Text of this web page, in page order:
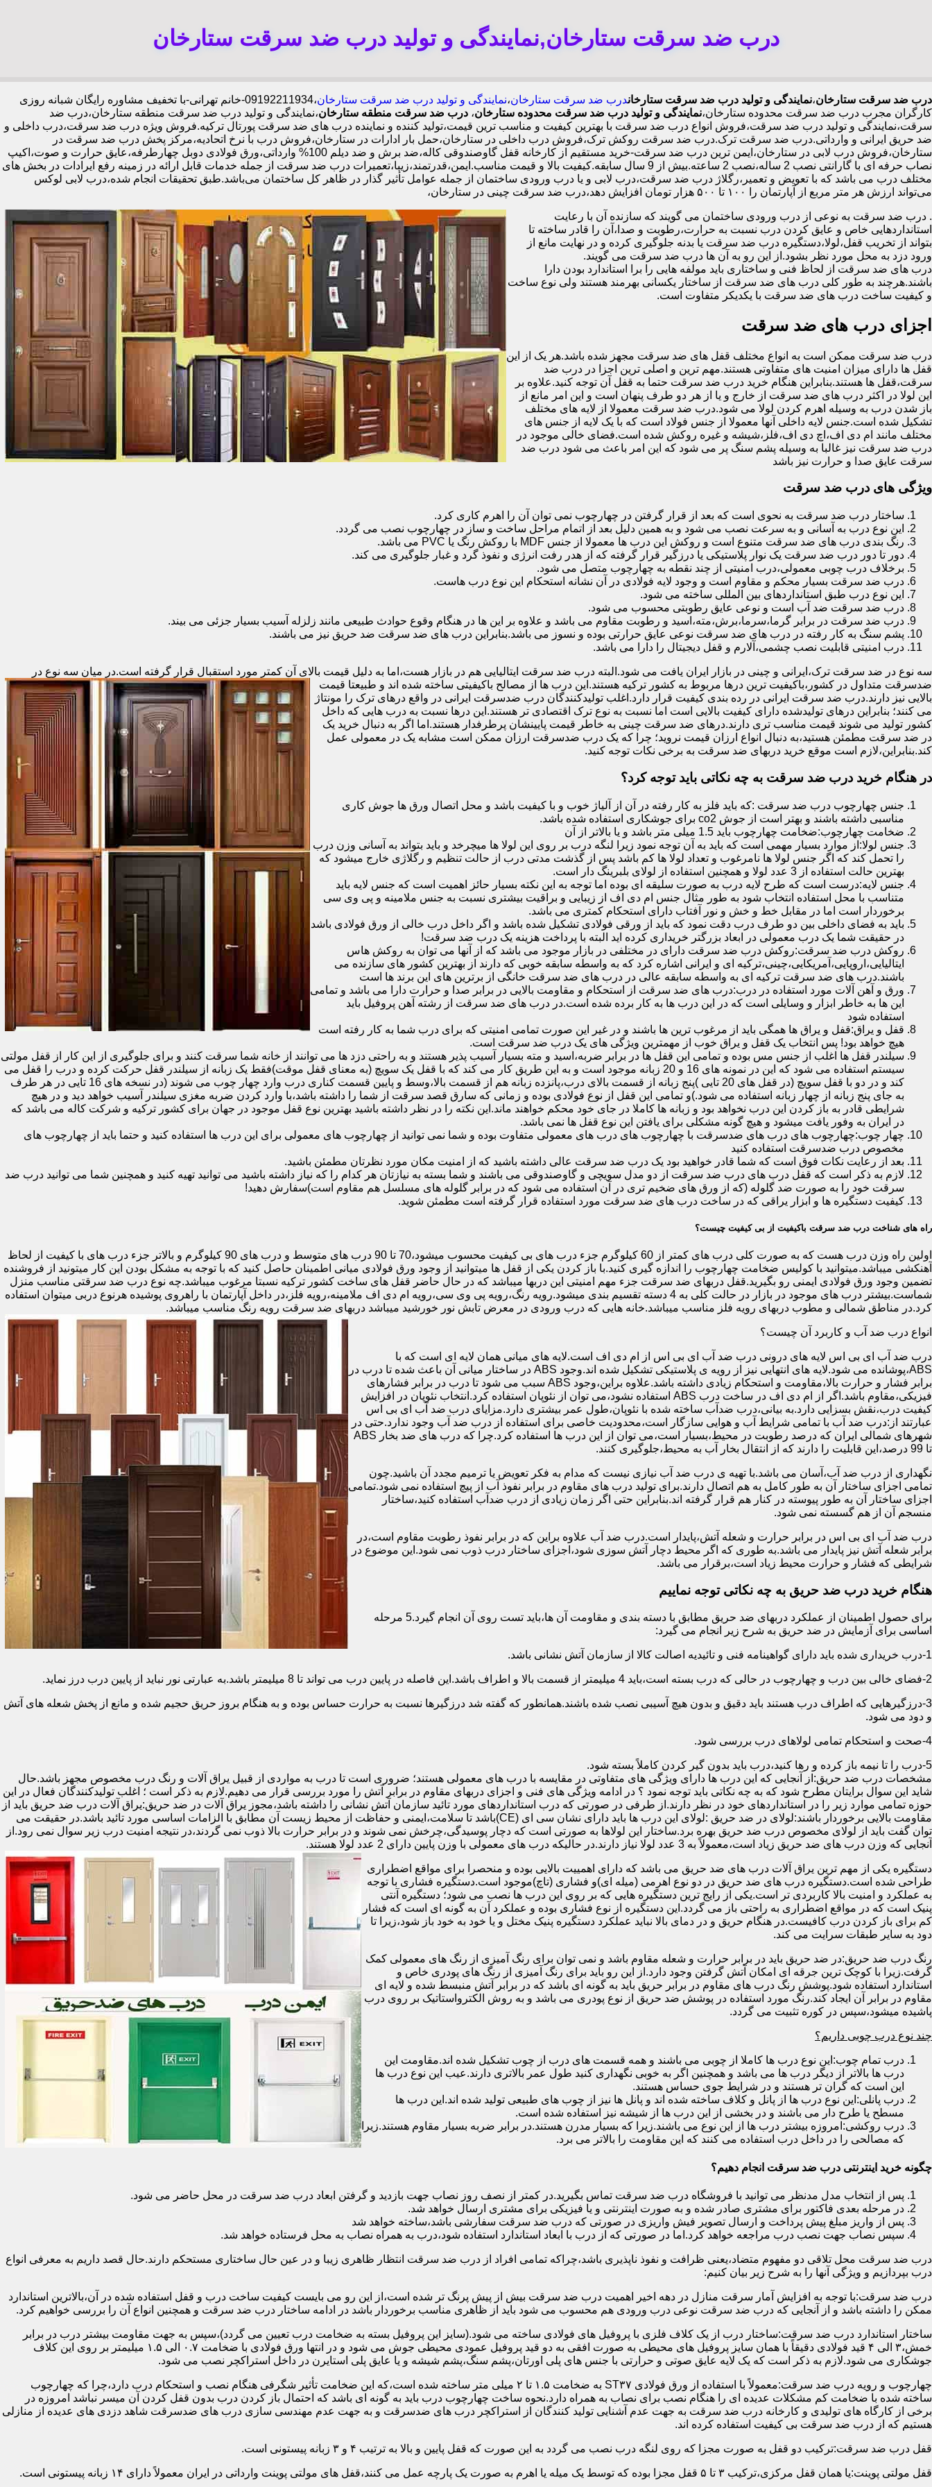
درب ضد سرقت ستارخان,نمایندگی و تولید درب ضد سرقت ستارخان
درب ضد سرقت ستارخان،نمایندگی و تولید درب ضد سرقت ستارخاندرب ضد سرقت ستارخان،نمایندگی و تولید درب ضد سرقت ستارخان
،09192211934-خانم تهرانی-با تخفیف مشاوره رایگان شبانه روزی
کارگران مجرب درب ضد سرقت محدوده ستارخان،نمایندگی و تولید درب ضد سرقت محدوده ستارخان، درب ضد سرقت منطقه ستارخان،نمایندگی و تولید درب ضد سرقت منطقه ستارخان،درب ضد
سرقت،نمایندگی و تولید درب ضد سرقت،فروش انواع درب ضد سرقت با بهترین کیفیت و مناسب ترین قیمت،تولید کننده و نماینده درب های ضد سرقت پورتال ترکیه.فروش ویژه درب ضد سرقت،درب داخلی و
ضد حریق ایرانی و وارداتی.درب ضد سرقت ترک.درب ضد سرقت روکش ترک،فروش درب داخلی در ستارخان،حمل بار ادارات در ستارخان،فروش درب با نرخ اتحادیه،مرکز پخش درب ضد سرقت در
ستارخان،فروش درب لابی در ستارخان،ایمن ترین درب ضد سرقت-خرید مستقیم از کارخانه قفل گاوصندوقی کاله،ضد برش و ضد دیلم 100% وارداتی،ورق فولادی دوبل چهارطرفه،عایق حرارت و صوت،اکیپ
نصاب حرفه ای با گارانتی نصب 2 ساله،نصب 2 ساعته.بیش از 9 سال سابقه.کیفیت بالا و قیمت مناسب.ایمن،قدرتمند،زیبا،تعمیرات درب ضد سرقت از جمله خدمات قابل ارائه در زمینه رفع ایرادات در بخش های
مختلف درب می باشد که با تعویض و تعمیر،رگلاژ درب ضد سرقت،درب لابی و یا درب ورودی ساختمان از جمله عوامل تأثیر گذار در ظاهر کل ساختمان می‌باشد.طبق تحقیقات انجام شده،درب لابی لوکس
می‌تواند ارزش هر متر مربع از آپارتمان را ۱۰۰ تا ۵۰۰ هزار تومان افزایش دهد،درب ضد سرقت چینی در ستارخان،
. درب ضد سرقت به نوعی از درب ورودی ساختمان می گویند که سازنده آن با رعایت
استانداردهایی خاص و عایق کردن درب نسبت به حرارت،رطوبت و صدا،آن را قادر ساخته تا
بتواند از تخریب قفل،لولا،دستگیره درب ضد سرقت یا بدنه جلوگیری کرده و در نهایت مانع از
ورود دزد به محل مورد نظر بشود.از این رو به آن ها درب ضد سرقت می گویند.
درب های ضد سرقت از لحاظ فنی و ساختاری باید مولفه هایی را برا استاندارد بودن دارا
باشند.هرچند به طور کلی درب های ضد سرقت از ساختار یکسانی بهرمند هستند ولی نوع ساخت
و کیفیت ساخت درب های ضد سرقت با یکدیکر متفاوت است.
اجزای درب های ضد سرقت
درب ضد سرقت ممکن است به انواع مختلف قفل های ضد سرقت مجهز شده باشد.هر یک از این
قفل ها دارای میزان امنیت های متفاوتی هستند.مهم ترین و اصلی ترین اجزا در درب ضد
سرقت،قفل ها هستند.بنابراین هنگام خرید درب ضد سرقت حتما به قفل آن توجه کنید.علاوه بر
این لولا در اکثر درب های ضد سرقت از خارج و یا از هر دو طرف پنهان است و این امر مانع از
باز شدن درب به وسیله اهرم کردن لولا می شود.درب ضد سرقت معمولا از لایه های مختلف
تشکیل شده است.جنس لایه داخلی آنها معمولا از جنس فولاد است که با یک لایه از جنس های
مختلف مانند ام دی اف،اچ دی اف،فلز،شیشه و غیره روکش شده است.فضای خالی موجود در
درب ضد سرقت نیز غالبا به وسیله پشم سنگ پر می شود که این امر باعث می شود درب ضد
سرقت عایق صدا و حرارت نیز باشد
ویژگی های درب ضد سرقت
ساختار درب ضد سرقت به نحوی است که بعد از قرار گرفتن در چهارچوب نمی توان آن را اهرم کاری کرد.
این نوع درب به آسانی و به سرعت نصب می شود و به همین دلیل بعد از اتمام مراحل ساخت و ساز در چهارچوب نصب می گردد.
رنگ بندی درب های ضد سرقت متنوع است و روکش این درب ها معمولا از جنس MDF با روکش رنگ یا PVC می باشد.
دور تا دور درب ضد سرقت یک نوار پلاستیکی یا درزگیر قرار گرفته که از هدر رفت انرژی و نفوذ گرد و غبار جلوگیری می کند.
برخلاف درب چوبی معمولی،درب امنیتی از چند نقطه به چهارچوب متصل می شود.
درب ضد سرقت بسیار محکم و مقاوم است و وجود لایه فولادی در آن نشانه استحکام این نوع درب هاست.
این نوع درب طبق استانداردهای بین المللی ساخته می شود.
درب ضد سرقت ضد آب است و نوعی عایق رطوبتی محسوب می شود.
درب ضد سرقت در برابر گرما،سرما،برش،مته،اسید و رطوبت مقاوم می باشد و علاوه بر این ها در هنگام وقوع حوادث طبیعی مانند زلزله آسیب بسیار جزئی می بیند.
پشم سنگ به کار رفته در درب های ضد سرقت نوعی عایق حرارتی بوده و نسوز می باشد.بنابراین درب های ضد سرقت ضد حریق نیز می باشند.
درب امنیتی قابلیت نصب چشمی،آلارم و قفل دیجیتال را دارا می باشد.
سه نوع در ضد سرقت ترک،ایرانی و چینی در بازار ایران یافت می شود.البته درب ضد سرقت ایتالیایی هم در بازار هست،اما به دلیل قیمت بالای آن کمتر مورد استقبال قرار گرفته است.در میان سه نوع در
ضدسرقت متداول در کشور،باکیفیت ترین درها مربوط به کشور ترکیه هستند.این درب ها از مصالح باکیفیتی ساخته شده اند و طبیعتا قیمت
بالایی نیز دارند.درب ضد سرقت ایرانی در رده بندی کیفیت قرار دارد.اغلب تولیدکنندگان درب ضدسرقت ایرانی در واقع درهای ترک را مونتاژ
می کنند؛ بنابراین درهای تولیدشده دارای کیفیت بالایی است اما نسبت به نوع ترک اقتصادی تر هستند.این درها نسبت به درب هایی که داخل
کشور تولید می شوند قیمت مناسب تری دارند.درهای ضد سرقت چینی به خاطر قیمت پایینشان پرطرفدار هستند.اما اگر به دنبال خرید یک
در ضد سرقت مطمئن هستید،به دنبال انواع ارزان قیمت نروید؛ چرا که یک درب ضدسرقت ارزان ممکن است مشابه یک در معمولی عمل
کند.بنابراین،لازم است موقع خرید دربهای ضد سرقت به برخی نکات توجه کنید.
در هنگام خرید درب ضد سرقت به چه نکاتی باید توجه کرد؟
جنس چهارچوب درب ضد سرقت :که باید فلز به کار رفته در آن از آلیاژ خوب و با کیفیت باشد و محل اتصال ورق ها جوش کاری
مناسبی داشته باشند و بهتر است از جوش co2 برای جوشکاری استفاده شده باشد.
ضخامت چهارچوب:ضخامت چهارچوب باید 1.5 میلی متر باشد و یا بالاتر از آن
جنس لولا:از موارد بسیار مهمی است که باید به آن توجه نمود زیرا لنگه درب بر روی این لولا ها میچرخد و باید بتواند به آسانی وزن درب
را تحمل کند که اگر جنس لولا ها نامرغوب و تعداد لولا ها کم باشد پس از گذشت مدتی درب از حالت تنظیم و رگلاژی خارج میشود که
بهترین حالت استفاده از 3 عدد لولا و همچنین استفاده از لولای بلبرینگ دار است.
جنس لایه:درست است که طرح لایه درب به صورت سلیقه ای بوده اما توجه به این نکته بسیار حائز اهمیت است که جنس لایه باید
متناسب با محل استفاده انتخاب شود به طور مثال جنس ام دی اف از زیبایی و براقیت بیشتری نسبت به جنس ملامینه و پی وی سی
برخوردار است اما در مقابل خط و خش و نور آفتاب دارای استحکام کمتری می باشد.
باید به فضای داخلی بین دو طرف درب دقت نمود که باید از ورقی فولادی تشکیل شده باشد و اگر داخل درب خالی از ورق فولادی باشد
در حقیقت شما یک درب معمولی در ابعاد بزرگتر خریداری کرده اید البته با پرداخت هزینه یک درب ضد سرقت!
روکش درب ضد سرقت:روکش درب ضد سرقت دارای در مختلفی در بازار موجود می باشد که از آنها می توان به روکش هاس
ایتالیایی،اروپایی،آمریکایی،چینی،ترکیه ای و ایرانی اشاره کرد که به واسطه سابقه خوبی که دارند از بهترین کشور های سازنده می
باشند.درب های ضد سرقت ترکیه ای به واسطه سابقه عالی در درب های ضد سرقت خانگی از برترین های این برند ها است
ورق و آهن آلات مورد استفاده در درب:درب های ضد سرقت از استحکام و مقاومت بالایی در برابر صدا و حرارت دارا می باشد و تمامی
این ها به خاطر ابزار و وسایلی است که در این درب ها به کار برده شده است.در درب های ضد سرقت از رشته آهن پروفیل باید
استفاده شود
قفل و یراق:قفل و یراق ها همگی باید از مرغوب ترین ها باشند و در غیر این صورت تمامی امنیتی که برای درب شما به کار رفته است
هیچ خواهد بود! پس انتخاب یک قفل و یراق خوب از مهمترین ویژگی های یک درب ضد سرقت است.
سیلندر قفل ها اغلب از جنس مس بوده و تمامی این قفل ها در برابر ضربه،اسید و مته بسیار آسیب پذیر هستند و به راحتی دزد ها می توانند از خانه شما سرقت کنند و برای جلوگیری از این کار از قفل مولتی
سیستم استفاده می شود که این در نمونه های 16 و 20 زبانه موجود است و به این طریق کار می کند که با قفل یک سویچ (به معنای قفل موقت)فقط یک زبانه از سیلندر قفل حرکت کرده و درب را قفل می
کند و در دو با قفل سویچ (در قفل های 20 تایی )پنج زبانه از قسمت بالای درب،پانزده زبانه هم از قسمت بالا،وسط و پایین قسمت کناری درب وارد چهار چوب می شوند (در نسخه های 16 تایی در هر طرف
به جای پنج زبانه از چهار زبانه استفاده می شود.)و تمامی این قفل از نوع فولادی بوده و زمانی که سارق قصد سرقت از شما را داشته باشد،با وارد کردن ضربه مغزی سیلندر آسیب خواهد دید و در هیچ
شرایطی قادر به باز کردن این درب نخواهد بود و زبانه ها کاملا در جای خود محکم خواهند ماند.این نکته را در نظر داشته باشید بهترین نوع قفل موجود در جهان برای کشور ترکیه و شرکت کاله می باشد که
در ایران به وفور یافت میشود و هیچ گونه مشکلی برای یافتن این نوع قفل ها نمی باشد.
چهار چوب:چهارچوب های درب های ضدسرقت با چهارچوب های درب های معمولی متفاوت بوده و شما نمی توانید از چهارچوب های معمولی برای این درب ها استفاده کنید و حتما باید از چهارچوب های
مخصوص درب ضدسرقت استفاده کنید
بعد از رعایت نکات فوق است که شما قادر خواهید بود یک درب ضد سرقت عالی داشته باشید که از امنیت مکان مورد نظرتان مطمئن باشید.
لازم به ذکر است که قفل درب های درب ضد سرقت از دو مدل سویچی و گاوصندوقی می باشند و شما بسته به نیازتان هر کدام را که نیاز داشته باشید می توانید تهیه کنید و همچنین شما می توانید درب ضد
سرقت خود را به صورت ضد گلوله (که از ورق های ضخیم تری در آن استفاده می شود که در برابر گلوله های مسلسل هم مقاوم است)سفارش دهید!
کیفیت دستگیره ها و ابزار یراقی که در ساخت درب های ضد سرقت مورد استفاده قرار گرفته است مطمئن شوید.
راه های شناخت درب ضد سرقت باکیفیت از بی کیفیت چیست؟
اولین راه وزن درب هست که به صورت کلی درب های کمتر از 60 کیلوگرم جزء درب های بی کیفیت محسوب میشود،70 تا 90 درب های متوسط و درب های 90 کیلوگرم و بالاتر جزء درب های با کیفیت از لحاظ
آهنکشی میباشد.میتوانید با کولیس ضخامت چهارچوب را اندازه گیری کنید.با باز کردن یکی از قفل ها میتوانید از وجود ورق فولادی میانی اطمینان حاصل کنید که با توجه به مشکل بودن این کار میتونید از فروشنده
تضمین وجود ورق فولادی ایمنی رو بگیرید.قفل دربهای ضد سرقت جزء مهم امنیتی این دربها میباشد که در حال حاضر قفل های ساخت کشور ترکیه نسبتا مرغوب میباشد.چه نوع درب ضد سرقتی مناسب منزل
شماست.بیشتر درب های موجود در بازار در حالت کلی به 4 دسته تقسیم بندی میشود.رویه رنگ،رویه پی وی سی،رویه ام دی اف ملامینه،رویه فلز،در داخل آپارتمان با راهروی پوشیده هرنوع دربی میتوان استفاده
کرد.در مناطق شمالی و مطوب دربهای رویه فلز مناسب میباشد.خانه هایی که درب ورودی در معرض تابش نور خورشید میباشد دربهای ضد سرقت رویه رنگ مناسب میباشد.
انواع درب ضد آب و کاربرد آن چیست؟
درب ضد آب ای بی اس لایه های درونی درب ضد آب ای بی اس از ام دی اف است.لایه های میانی همان لایه ای است که با
ABS،پوشانده می شود.لایه های انتهایی نیز از رویه ی پلاستیکی تشکیل شده اند.وجود ABS در ساختار میانی آن باعث شده تا درب در
برابر فشار و حرارت بالا،مقاومت و استحکام زیادی داشته باشد.علاوه براین،وجود ABS سبب می شود تا درب در برابر فشارهای
فیزیکی،مقاوم باشد.اگر از ام دی اف در ساخت درب ABS استفاده نشود،می توان از نئوپان استفاده کرد.انتخاب نئوپان در افزایش
کیفیت درب،نقش بسزایی دارد.به بیانی،درب ضدآب ساخته شده با نئوپان،طول عمر بیشتری دارد.مزایای درب ضد آب ای بی اس
عبارتند از:درب ضد آب با تمامی شرایط آب و هوایی سازگار است،محدودیت خاصی برای استفاده از درب ضد آب وجود ندارد.حتی در
شهرهای شمالی ایران که درصد رطوبت در محیط،بسیار است،می توان از این درب ها استفاده کرد.چرا که درب های ضد بخار ABS
تا 99 درصد،این قابلیت را دارند که از انتقال بخار آب به محیط،جلوگیری کنند.
نگهداری از درب ضد آب،آسان می باشد.با تهیه ی درب ضد آب نیازی نیست که مدام به فکر تعویض یا ترمیم مجدد آن باشید.چون
تمامی اجزای ساختار آن به طور کامل به هم اتصال دارند.برای تولید درب های مقاوم در برابر نفوذ آب از پیچ استفاده نمی شود.تمامی
اجزای ساختار آن به طور پیوسته در کنار هم قرار گرفته اند.بنابراین حتی اگر زمان زیادی از درب ضدآب استفاده کنید،ساختار
منسجم آن از هم گسسته نمی شود.
درب ضد آب ای بی اس در برابر حرارت و شعله آتش،پایدار است.درب ضد آب علاوه براین که در برابر نفوذ رطوبت مقاوم است،در
برابر شعله آتش نیز پایدار می باشد.به طوری که اگر محیط دچار آتش سوزی شود،اجزای ساختار درب ذوب نمی شود.این موضوع در
شرایطی که فشار و حرارت محیط زیاد است،برقرار می باشد.
هنگام خرید درب ضد حریق به چه نکاتی توجه نماییم
برای حصول اطمینان از عملکرد دربهای ضد حریق مطابق با دسته بندی و مقاومت آن ها،باید تست روی آن انجام گیرد.5 مرحله
اساسی برای آزمایش در ضد حریق به شرح زیر انجام می گیرد:
1-درب خریداری شده باید دارای گواهینامه فنی و تائیدیه اصالت کالا از سازمان آتش نشانی باشد.
2-فضای خالی بین درب و چهارچوب در حالی که درب بسته است،باید 4 میلیمتر از قسمت بالا و اطراف باشد.این فاصله در پایین درب می تواند تا 8 میلیمتر باشد.به عبارتی نور نباید از پایین درب درز نماید.
3-درزگیرهایی که اطراف درب هستند باید دقیق و بدون هیچ آسیبی نصب شده باشند.همانطور که گفته شد درزگیرها نسبت به حرارت حساس بوده و به هنگام بروز حریق حجیم شده و مانع از پخش شعله های آتش
و دود می شود.
4-صحت و استحکام تمامی لولاهای درب بررسی شود.
5-درب را تا نیمه باز کرده و رها کنید،درب باید بدون گیر کردن کاملاً بسته شود.
مشخصات درب ضد حریق:از آنجایی که این درب ها دارای ویژگی های متفاوتی در مقایسه با درب های معمولی هستند؛ ضروری است تا درب به مواردی از قبیل یراق آلات و رنگ درب مخصوص مجهز باشد.حال
شاید این سوال برایتان مطرح شود که به چه نکاتی باید توجه نمود ؟ در ادامه ویژگی های فنی و اجزای دربهای مقاوم در برابر آتش را مورد بررسی قرار می دهیم.لازم به ذکر است ؛ اغلب تولیدکنندگان فعال در این
حوزه تمامی موارد زیر را در استانداردهای خود در نظر دارند.از طرفی در صورتی که درب استانداردهای مورد تائید سازمان آتش نشانی را داشته باشد،مجوز یراق آلات در ضد حریق:یراق آلات درب ضد حریق باید از
مقاومت بالایی برخوردار باشند:لولای در ضد حریق :لولای این درب ها باید دارای نشان سی ای (CE)باشد تا سلامت،ایمنی و حفاظت از محیط زیست آن مطابق با الزامات اساسی مورد تائید باشد.در حقیقت می
توان گفت باید از لولای مخصوص درب ضد حریق بهره برد.ساختار این لولاها به صورتی است که دچار پوسیدگی،چرخش نمی شوند و در برابر حرارت بالا ذوب نمی گردند،در نتیجه امنیت درب زیر سوال نمی رود.از
آنجایی که وزن درب های ضد حریق زیاد است،معمولاً به 3 عدد لولا نیاز دارند.در حالیکه درب های معمولی با وزن پایین دارای 2 عدد لولا هستند.
دستگیره یکی از مهم ترین یراق آلات درب های ضد حریق می باشد که دارای اهمییت بالایی بوده و منحصرا برای مواقع اضطراری
طراحی شده است.دستگیره درب های ضد حریق در دو نوع اهرمی (میله ای)و فشاری (تاچ)موجود است.دستگیره فشاری با توجه
به عملکرد و امنیت بالا کاربردی تر است.یکی از رایج ترین دستگیره هایی که بر روی این درب ها نصب می شود؛ دستگیره آنتی
پنیک است که در مواقع اضطراری به راحتی باز می گردد.این دستگیره از نوع فشاری بوده و عملکرد آن به گونه ای است که فشار
کم برای باز کردن درب کافیست.در هنگام حریق و در دمای بالا نباید عملکرد دستگیره پنیک مختل و یا خود به خود باز شود،زیرا تا
دود به سایر طبقات سرایت می کند.
رنگ درب ضد حریق:در ضد حریق باید در برابر حرارت و شعله مقاوم باشد و نمی توان برای رنگ آمیزی از رنگ های معمولی کمک
گرفت.زیرا با کوچک ترین جرقه ای امکان آتش گرفتن وجود دارد.از این رو باید برای رنگ آمیزی از رنگ های پودری خاص و
استاندارد استفاده شود.پوشش رنگ درب های مقاوم در برابر حریق باید به گونه ای باشد که در برابر آتش منبسط شده و لایه ای
مقاوم در برابر آن ایجاد کند.رنگ مورد استفاده در پوشش ضد حریق از نوع پودری می باشد و به روش الکترواستاتیک بر روی درب
پاشیده میشود،سپس در کوره تثبیت می گردد.
چند نوع درب چوبی داریم؟
درب تمام چوب:این نوع درب ها کاملا از چوبی می باشند و همه قسمت های درب از چوب تشکیل شده اند.مقاومت این
درب ها بالاتر از دیگر درب ها می باشد و همچنین اگر به خوبی نگهداری کنید طول عمر بالاتری دارند.عیب این نوع درب ها
این است که گران تر هستند و در شرایط جوی حساس هستند.
درب پانلی:این نوع درب ها از پانل و کلاف ساخته شده اند و پانل ها نیز از چوب های طبیعی تولید شده اند.این درب ها
مسطح یا طرح دار می باشند و در بخشی از این درب ها از شیشه نیز استفاده شده است.
درب روکشی:امروزه بیشتر درب ها از این نوع می باشند.زیرا که بسیار مدرن هستند.در برابر ضربه بسیار مقاوم هستند.زیرا
که مصالحی را در داخل درب استفاده می کنند که این مقاومت را بالاتر می برد.
چگونه خرید اینترنتی درب ضد سرقت انجام دهیم؟
پس از انتخاب مدل مدنظر می توانید با فروشگاه درب ضد سرقت تماس بگیرید.در کمتر از نصف روز نصاب جهت بازدید و گرفتن ابعاد درب ضد سرقت در محل حاضر می شود.
در مرحله بعدی فاکتور برای مشتری صادر شده و به صورت اینترنتی و یا فیزیکی برای مشتری ارسال خواهد شد.
پس از واریز مبلغ پیش پرداخت و ارسال تصویر فیش واریزی در صورتی که درب ضد سرقت سفارشی باشد،ساخته خواهد شد
سپس نصاب جهت نصب درب مراجعه خواهد کرد.اما در صورتی که از درب با ابعاد استاندارد استفاده شود،درب به همراه نصاب به محل فرستاده خواهد شد.
درب ضد سرقت محل تلاقی دو مفهوم متضاد،یعنی ظرافت و نفوذ ناپذیری باشد،چراکه تمامی افراد از درب ضد سرقت انتظار ظاهری زیبا و در عین حال ساختاری مستحکم دارند.حال قصد داریم به معرفی انواع
درب بپردازیم و ویژگی آنها را به شرح زیر بیان کنیم:
درب ضد سرقت:با توجه به افزایش آمار سرقت منازل در دهه اخیر اهمیت درب ضد سرقت بیش از پیش پرنگ تر شده است،از این رو می بایست کیفیت ساخت درب و قفل استفاده شده در آن،بالاترین استاندارد
ممکن را داشته باشد و از آنجایی که درب ضد سرقت نوعی درب ورودی هم محسوب می شود باید از ظاهری مناسب برخوردار باشد در ادامه ساختار درب ضد سرقت و همچنین انواع آن را بررسی خواهیم کرد.
ساختار استاندارد درب ضد سرقت:ساختار درب از یک کلاف فلزی با پروفیل های فولادی ساخته می شود.(سایز این پروفیل بسته به ضخامت درب تعیین می گردد)،سپس به جهت مقاومت بیشتر درب در برابر
خمش،۳ الی ۴ قید فولادی دقیقاً با همان سایز پروفیل های محیطی به صورت افقی به دو قید پروفیل عمودی محیطی جوش می شود و در انتها ورق فولادی با ضخامت ۰.۷ الی ۱.۵ میلیمتر بر روی این کلاف
جوشکاری می شود.لازم به ذکر است که یک لایه عایق صوتی و حرارتی با جنس های پلی اورتان،پشم سنگ،پشم شیشه و یا عایق پلی استایرن در داخل استراکچر نصب می شود.
چهارچوب و رویه درب ضد سرقت:معمولاً با استفاده از ورق فولادی ST۳۷ به ضخامت ۱.۵ تا ۲ میلی متر ساخته شده است،که این ضخامت تأثیر شگرفی هنگام نصب و استحکام درب دارد،چرا که چهارچوب
ساخته شده با ضخامت کم مشکلات عدیده ای را هنگام نصب برای نصاب به همراه دارد.نحوه ساخت چهارچوب درب باید به گونه ای باشد که احتمال باز کردن درب بدون قفل کردن آن میسر نباشد امروزه در
برخی از کارگاه های تولیدی و کارخانه درب ضد سرقت به جهت عدم آشنایی تولید کنندگان از استراکچر درب های ضدسرقت و به جهت عدم مهندسی سازی درب های ضدسرقت شاهد دزدی های عدیده از منازلی
هستیم که از درب ضد سرقت بی کیفیت استفاده کرده اند.
قفل درب ضد سرقت:ترکیب دو قفل به صورت مجزا که روی لنگه درب نصب می گردد به این صورت که قفل پایین و بالا به ترتیب ۴ و ۳ زبانه پیستونی است.
قفل مولتی پوینت:یا همان قفل مرکزی،ترکیب ۳ تا ۵ قفل مجزا بوده که توسط یک میله یا اهرم به صورت یک پارچه عمل می کنند،قفل های مولتی پوینت وارداتی در ایران معمولاً دارای ۱۴ زبانه پیستونی است.